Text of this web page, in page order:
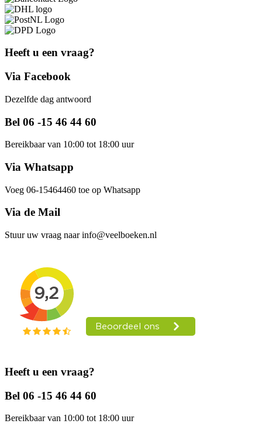
Heeft u een vraag?
Via Facebook
Dezelfde dag antwoord
Bel 06 -15 46 44 60
Bereikbaar van 10:00 tot 18:00 uur
Via Whatsapp
Voeg 06-15464460 toe op Whatsapp
Via de Mail
Stuur uw vraag naar info@veelboeken.nl
Heeft u een vraag?
Bel 06 -15 46 44 60
Bereikbaar van 10:00 tot 18:00 uur